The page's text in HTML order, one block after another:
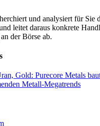
und analysiert für Sie
leitet daraus konkrete
der Börse ab.
Gold: Purecore Metals
Metall-Megatrends